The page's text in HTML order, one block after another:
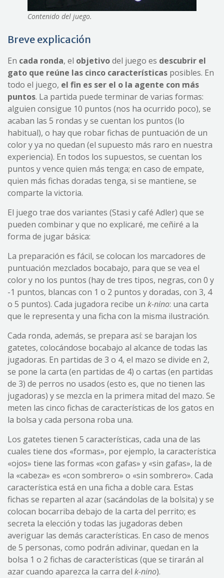
Contenido del juego.
Breve explicación
En cada ronda, el objetivodel juego es descubrir el
gato que reúne las cinco características posibles. En
todo el juego, el fin es ser el o la agente con más
puntos. La partida puede terminar de varias formas:
alguien consigue 10 puntos (nos ha ocurrido poco), se
acaban las 5 rondas y se cuentan los puntos (lo
habitual), o hay que robar fichas de puntuación de un
color y ya no quedan (el supuesto más raro en nuestra
experiencia). En todos los supuestos, se cuentan los
puntos y vence quien más tenga; en caso de empate,
quien más fichas doradas tenga, si se mantiene, se
comparte la victoria.
El juego trae dos variantes (Stasi y café Adler) que se
pueden combinar y que no explicaré, me ceñiré a la
forma de jugar básica:
La preparación es fácil, se colocan los marcadores de
puntuación mezclados bocabajo, para que se vea el
color y no los puntos (hay de tres tipos, negras, con 0 y
-1 puntos, blancas con 1 o 2 puntos y doradas, con 3, 4
o 5 puntos). Cada jugadora recibe un k-nino: una carta
que le representa y una ficha con la misma ilustración.
Cada ronda, además, se prepara así: se barajan los
gatetes, colocándose bocabajo al alcance de todas las
jugadoras. En partidas de 3 o 4, el mazo se divide en 2,
se pone la carta (en partidas de 4) o cartas (en partidas
de 3) de perros no usados (esto es, que no tienen las
jugadoras) y se mezcla en la primera mitad del mazo. Se
meten las cinco fichas de características de los gatos en
la bolsa y cada persona roba una.
Los gatetes tienen 5 características, cada una de las
cuales tiene dos «formas», por ejemplo, la característica
«ojos» tiene las formas «con gafas» y «sin gafas», la de
la «cabeza» es «con sombrero» o «sin sombrero». Cada
característica está en una ficha a doble cara. Estas
fichas se reparten al azar (sacándolas de la bolsita) y se
colocan bocarriba debajo de la carta del perrito; es
secreta la elección y todas las jugadoras deben
averiguar las demás características. En caso de menos
de 5 personas, como podrán adivinar, quedan en la
bolsa 1 o 2 fichas de características (que se tirarán al
azar cuando aparezca la carra del k-nino).